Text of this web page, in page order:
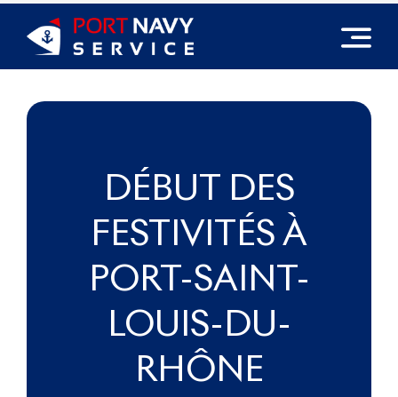
contenu
DÉBUT DES
FESTIVITÉS À
PORT-SAINT-
LOUIS-DU-
RHÔNE